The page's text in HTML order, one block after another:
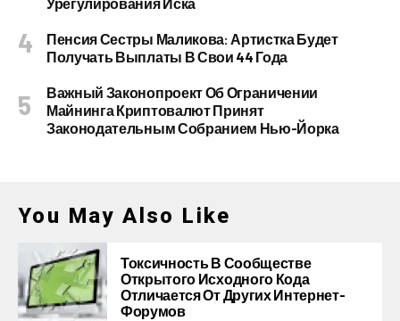
Пенсия Сестры Маликова: Артистка Будет
Получать Выплаты В Свои 44 Года
Важный Законопроект Об Ограничении
Майнинга Криптовалют Принят
Законодательным Собранием Нью-Йорка
You May Also Like
Токсичность В Сообществе
Открытого Исходного Кода
Отличается От Других Интернет-
Форумов